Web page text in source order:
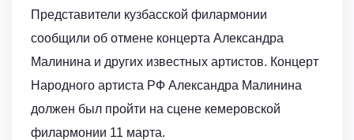
Представители кузбасской филармонии
сообщили об отмене концерта Александра
Малинина и других известных артистов. Концерт
Народного артиста РФ Александра Малинина
должен был пройти на сцене кемеровской
филармонии 11 марта.